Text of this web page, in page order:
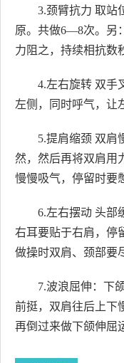
3.颈臂抗力 取站
原。共做6—8次。另
力阻之，持续相抗数
4.左右旋转 双手
左侧，同时呼气，让
5.提肩缩颈 双肩
然，然后再将双肩用
慢慢吸气，停留时要
6.左右摆动 头部
右耳要贴于右肩，停
做操时双肩、颈部要
7.波浪屈伸：下
前挺，双肩往后上下
再倒过来做下颌伸屈